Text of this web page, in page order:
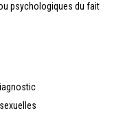
psychologiques du fait